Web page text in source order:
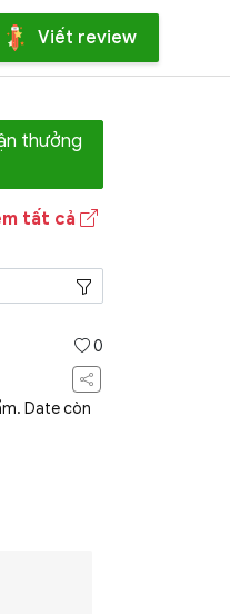
Viết review
thưởng
tất cả
0
Date còn